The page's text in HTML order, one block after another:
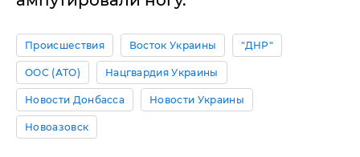
Происшествия Восток Украины "ДНР"
ООС (АТО) Нацгвардия Украины
Новости Донбасса Новости Украины
Новоазовск